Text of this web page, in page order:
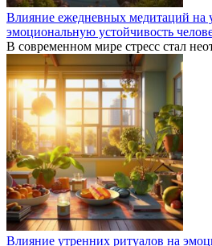
Влияние ежедневных медитаций на
эмоциональную устойчивость
В современном мире стресс стал
Влияние утренних ритуалов на